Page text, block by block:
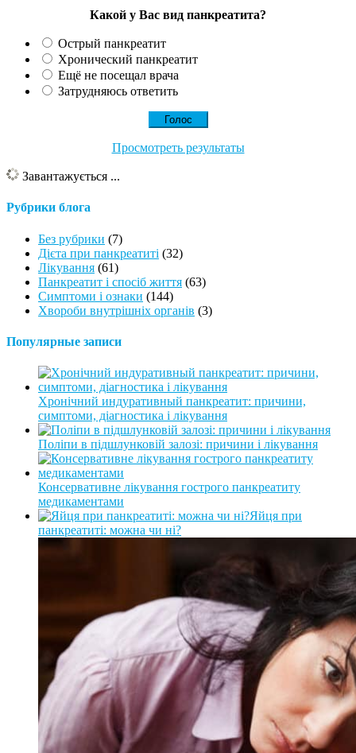
Какой у Вас вид панкреатита?
Острый панкреатит
Хронический панкреатит
Ещё не посещал врача
Затрудняюсь ответить
Просмотреть результаты
Завантажується ...
Рубрики блога
Без рубрики (7)
Дієта при панкреатиті (32)
Лікування (61)
Панкреатит і спосіб життя (63)
Симптоми і ознаки (144)
Хвороби внутрішніх органів (3)
Популярные записи
Хронічний индуративный панкреатит: причини,
симптоми, діагностика і лікування
Поліпи в підшлунковій залозі: причини і лікування
Консервативне лікування гострого панкреатиту
медикаментами
Яйця при
панкреатиті: можна чи ні?